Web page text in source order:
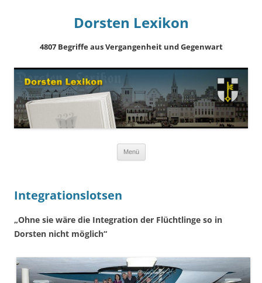
Dorsten Lexikon
4807 Begriffe aus Vergangenheit und Gegenwart
Menü
Integrationslotsen
„Ohne sie wäre die Integration der Flüchtlinge so in
Dorsten nicht möglich“